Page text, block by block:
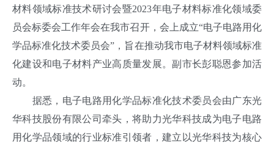
材料领域标准技术研讨会暨2023年电子材料标准化领域委
员会标委会工作年会在我市召开，会上成立“电子电路用化
学品标准化技术委员会”，旨在推动我市电子材料领域标准
化建设和电子材料产业高质量发展。副市长彭聪恩参加活
动。
据悉，电子电路用化学品标准化技术委员会由广东光
华科技股份有限公司牵头，将助力光华科技成为电子电路
用化学品领域的行业标准引领者，建立以光华科技为核心